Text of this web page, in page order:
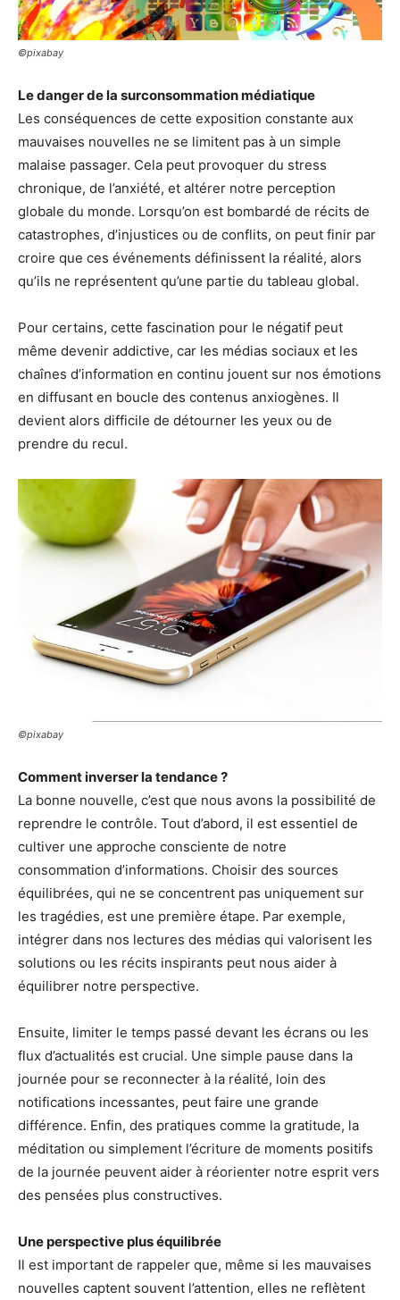
©pixabay
Le danger de la surconsommation médiatique
Les conséquences de cette exposition constante aux
mauvaises nouvelles ne se limitent pas à un simple
malaise passager. Cela peut provoquer du stress
chronique, de l’anxiété, et altérer notre perception
globale du monde. Lorsqu’on est bombardé de récits de
catastrophes, d’injustices ou de conflits, on peut finir par
croire que ces événements définissent la réalité, alors
qu’ils ne représentent qu’une partie du tableau global.
Pour certains, cette fascination pour le négatif peut
même devenir addictive, car les médias sociaux et les
chaînes d’information en continu jouent sur nos émotions
en diffusant en boucle des contenus anxiogènes. Il
devient alors difficile de détourner les yeux ou de
prendre du recul.
©pixabay
Comment inverser la tendance ?
La bonne nouvelle, c’est que nous avons la possibilité de
reprendre le contrôle. Tout d’abord, il est essentiel de
cultiver une approche consciente de notre
consommation d’informations. Choisir des sources
équilibrées, qui ne se concentrent pas uniquement sur
les tragédies, est une première étape. Par exemple,
intégrer dans nos lectures des médias qui valorisent les
solutions ou les récits inspirants peut nous aider à
équilibrer notre perspective.
Ensuite, limiter le temps passé devant les écrans ou les
flux d’actualités est crucial. Une simple pause dans la
journée pour se reconnecter à la réalité, loin des
notifications incessantes, peut faire une grande
différence. Enfin, des pratiques comme la gratitude, la
méditation ou simplement l’écriture de moments positifs
de la journée peuvent aider à réorienter notre esprit vers
des pensées plus constructives.
Une perspective plus équilibrée
Il est important de rappeler que, même si les mauvaises
nouvelles captent souvent l’attention, elles ne reflètent